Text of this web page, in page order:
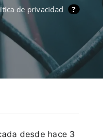
de privacidad ?
desde hace 3